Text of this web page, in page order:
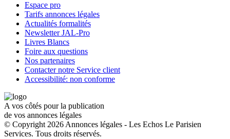
Espace pro
Tarifs annonces légales
Actualités formalités
Newsletter JAL-Pro
Livres Blancs
Foire aux questions
Nos partenaires
Contacter notre Service client
Accessibilité: non conforme
A vos côtés pour la publication
de vos annonces légales
© Copyright 2026 Annonces légales - Les Echos Le Parisien
Services. Tous droits réservés.